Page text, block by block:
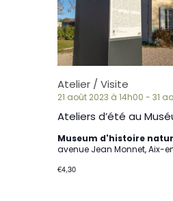
Atelier / Visite
Ateliers d’été au
21 août 2023 à 14h00 - 31
Museum d'histoire
avenue Jean Monnet, Aix-
€4,30